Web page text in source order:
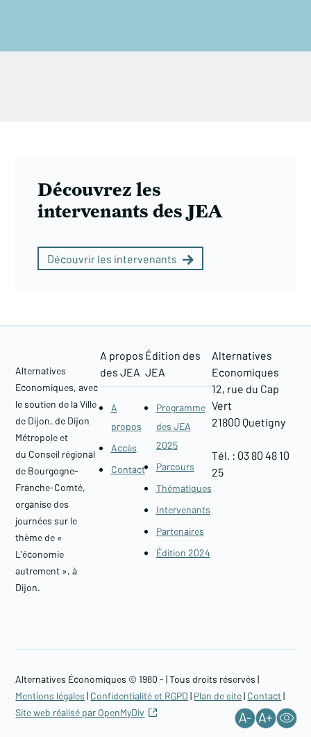
Découvrez les
intervenants des JEA
Découvrir les intervenants
Alternatives
Economiques, avec
le soutien de la Ville
de Dijon, de Dijon
Métropole et
du Conseil régional
de Bourgogne-
Franche-Comté,
organise des
journées sur le
thème de «
L’économie
autrement », à
Dijon.
A propos
des JEA
A
propos
Accès
Contact
Édition des
JEA
Programme
des JEA
2025
Parcours
Thématiques
Intervenants
Partenaires
Édition 2024
Alternatives
Economiques
12, rue du Cap
Vert
21800 Quetigny​
Tél. : 03 80 48 10
25
Alternatives Économiques © 1980 -| Tous droits réservés |
Mentions légales | Confidentialité et RGPD | Plan de site| Contact|
Site web réalisé par OpenMyDiv